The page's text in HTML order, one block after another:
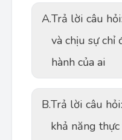
A.Trả lời câu
và chịu sự chỉ
hành của ai
B.Trả lời câu
khả năng